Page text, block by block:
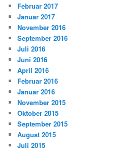
Februar 2017
Januar 2017
November 2016
September 2016
Juli 2016
Juni 2016
April 2016
Februar 2016
Januar 2016
November 2015
Oktober 2015
September 2015
August 2015
Juli 2015